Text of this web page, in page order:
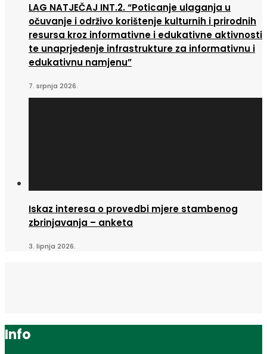
LAG NATJEČAJ INT.2. “Poticanje ulaganja u
očuvanje i održivo korištenje kulturnih i prirodnih
resursa kroz informativne i edukativne aktivnosti
te unaprjeđenje infrastrukture za informativnu i
edukativnu namjenu”
7. srpnja 2026.
Iskaz interesa o provedbi mjere stambenog
zbrinjavanja – anketa
3. lipnja 2026.
Info